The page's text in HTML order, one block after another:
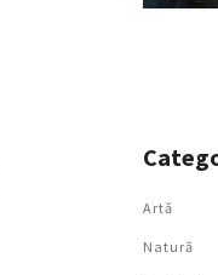
Artǎ
Natură